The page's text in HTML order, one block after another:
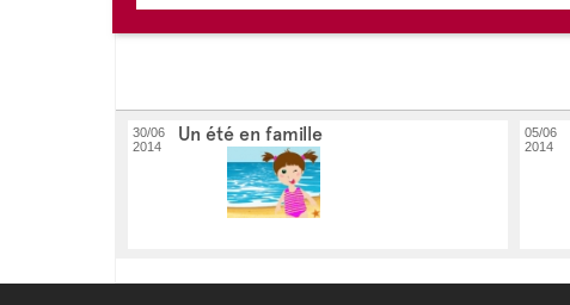
30/06
2014
Un été en famille
05/06
2014